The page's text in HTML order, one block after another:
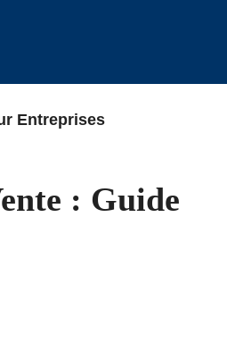
Entreprises
: Guide